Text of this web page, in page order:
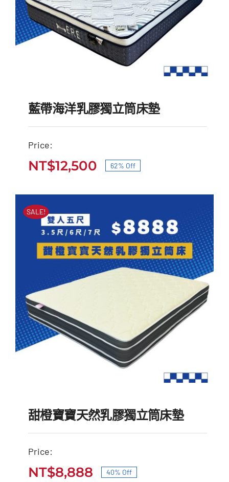
藍帶海洋乳膠獨立筒床墊
NT$33,000
格：
NT$33,000。
NT$12,500
格：
NT$12,500。
藍帶海洋乳膠獨立筒床墊
Price:
原
始
格：
NT$33,000。
NT$12,500
目
前
格：
NT$12,500。
62% Off
SALE!
甜橙寶寶天然乳膠獨立筒
甜橙寶寶天然乳膠獨立筒床墊
Price:
NT$8,888 40% Off